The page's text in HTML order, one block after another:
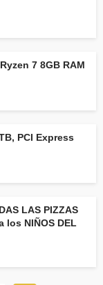
7 8GB RAM
PCI Express
LAS PIZZAS
los NIÑOS DEL